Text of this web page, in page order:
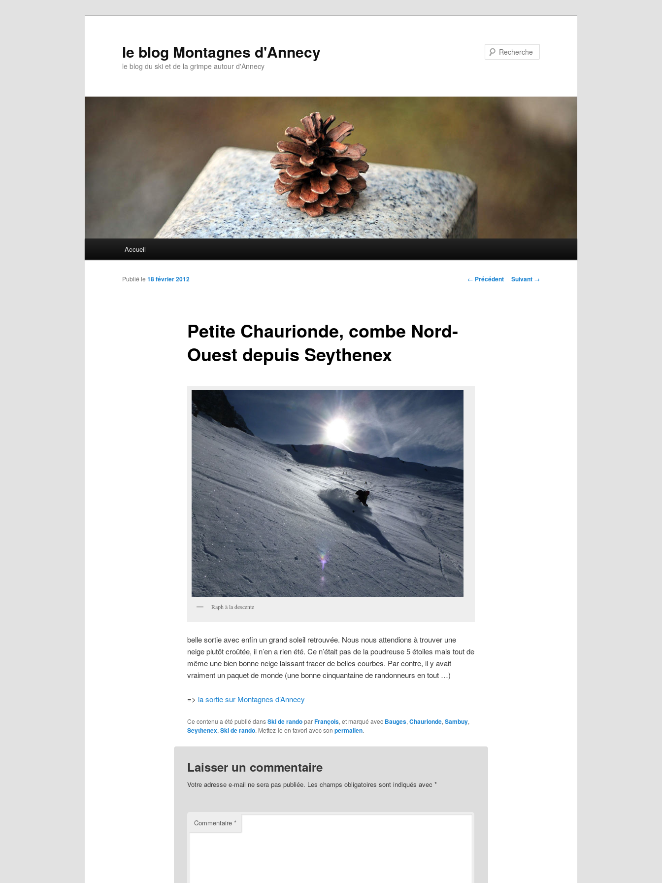
le blog Montagnes d'Annecy
le blog du ski et de la grimpe autour d'Annecy
Aller
au
Accueil
Navigation
← Précédent Suivant →
Petite Chaurionde, combe Nord-
Ouest depuis Seythenex
Publié le 18 février 2012
Raph à la descente
belle sortie avec enfin un grand soleil retrouvée. Nous nous attendions à trouver une
neige plutôt croûtée, il n’en a rien été. Ce n’était pas de la poudreuse 5 étoiles mais tout de
même une bien bonne neige laissant tracer de belles courbes. Par contre, il y avait
vraiment un paquet de monde (une bonne cinquantaine de randonneurs en tout …)
=> la sortie sur Montagnes d’Annecy
Ce contenu a été publié dansSki de randoparFrançois, et marqué avec Bauges, Chaurionde, Sambuy,
Seythenex, Ski de rando. Mettez-le en favori avec son permalien.
Laisser un commentaire
Votre adresse e-mail ne sera pas publiée. Les champs obligatoires sont indiqués avec *
Commentaire *